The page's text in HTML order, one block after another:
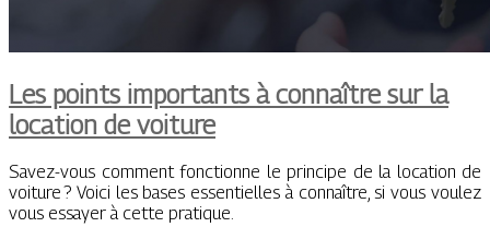
Les points importants à connaître sur la
location de voiture
Savez-vous comment fonctionne le principe de la location de
voiture ? Voici les bases essentielles à connaître, si vous voulez
vous essayer à cette pratique.